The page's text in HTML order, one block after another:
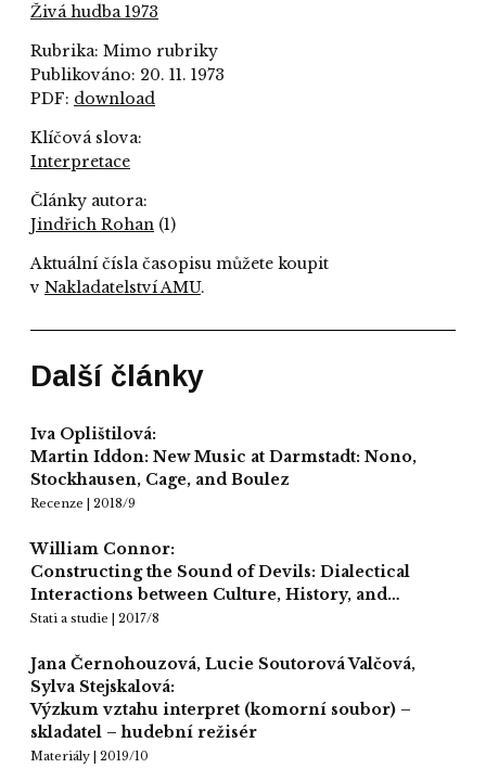
Živá hudba 1973
Rubrika: Mimo rubriky
Publikováno: 20. 11. 1973
PDF: download
Klíčová slova:
Interpretace
Články autora:
Jindřich Rohan (1)
Aktuální čísla časopisu můžete koupit
v Nakladatelství AMU.
Další články
Iva Oplištilová:
Martin Iddon: New Music at Darmstadt: Nono,
Stockhausen, Cage, and Boulez
Recenze | 2018/9
William Connor:
Constructing the Sound of Devils: Dialectical
Interactions between Culture, History, and…
Stati a studie | 2017/8
Jana Černohouzová, Lucie Soutorová Valčová,
Sylva Stejskalová:
Výzkum vztahu interpret (komorní soubor) –
skladatel – hudební režisér
Materiály | 2019/10